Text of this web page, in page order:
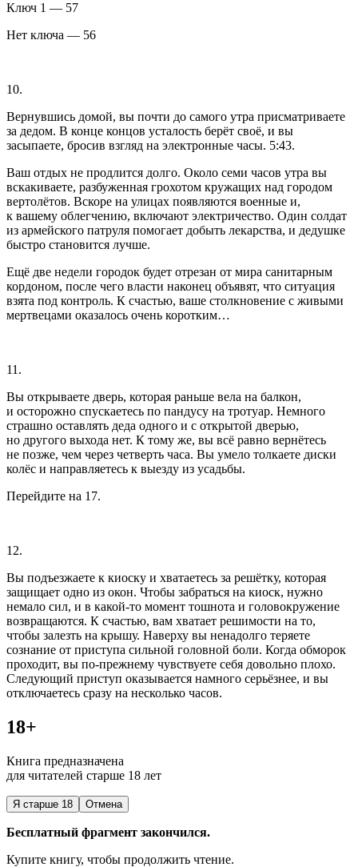
Ключ 1 — 57
Нет ключа — 56
10.
Вернувшись домой, вы почти до самого утра присматриваете
за дедом. В конце концов усталость берёт своё, и вы
засыпаете, бросив взгляд на электронные часы. 5:43.
Ваш отдых не продлится долго. Около семи часов утра вы
вскакиваете, разбуженная грохотом кружащих над городом
вертолётов. Вскоре на улицах появляются военные и,
к вашему облегчению, включают электричество. Один солдат
из армейского патруля помогает добыть лекарства, и дедушке
быстро становится лучше.
Ещё две недели городок будет отрезан от мира санитарным
кордоном, после чего власти наконец объявят, что ситуация
взята под контроль. К счастью, ваше столкновение с живыми
мертвецами оказалось очень коротким…
11.
Вы открываете дверь, которая раньше вела на балкон,
и осторожно спускаетесь по пандусу на тротуар. Немного
страшно оставлять деда одного и с открытой дверью,
но другого выхода нет. К тому же, вы всё равно вернётесь
не позже, чем через четверть часа. Вы умело толкаете диски
колёс и направляетесь к выезду из усадьбы.
Перейдите на 17.
12.
Вы подъезжаете к киоску и хватаетесь за решётку, которая
защищает одно из окон. Чтобы забраться на киоск, нужно
немало сил, и в какой-то момент тошнота и головокружение
возвращаются. К счастью, вам хватает решимости на то,
чтобы залезть на крышу. Наверху вы ненадолго теряете
сознание от приступа сильной головной боли. Когда обморок
проходит, вы по-прежнему чувствуете себя довольно плохо.
Следующий приступ оказывается намного серьёзнее, и вы
отключаетесь сразу на несколько часов.
18+
Книга предназначена
для читателей старше 18 лет
Я старше 18 Отмена
Бесплатный фрагмент закончился.
Купите книгу, чтобы продолжить чтение.